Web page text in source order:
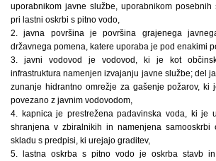
uporabnikom javne službe, uporabnikom posebnih
pri lastni oskrbi s pitno vodo,
2. javna površina je površina grajenega
državnega pomena, katere uporaba je pod enakimi
3. javni vodovod je vodovod, ki je kot
infrastruktura namenjen izvajanju javne službe; del
zunanje hidrantno omrežje za gašenje požarov, ki
povezano z javnim vodovodom,
4. kapnica je prestrežena padavinska voda, ki je
shranjena v zbiralnikih in namenjena
skladu s predpisi, ki urejajo graditev,
5. lastna oskrba s pitno vodo je oskrba stavb in